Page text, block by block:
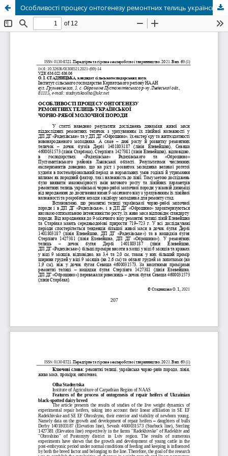
Особливості процесу онтогенезу ремонтних телиць української чорно-рябої молочної породи